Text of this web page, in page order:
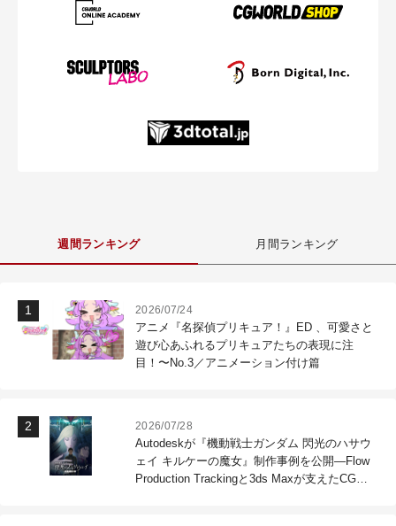
週間ランキング 月間ランキング
2026/07/24
アニメ『名探偵プリキュア！』ED 、可愛さと
遊び心あふれるプリキュアたちの表現に注
目！〜No.3／アニメーション付け篇
2026/07/28
Autodeskが『機動戦士ガンダム 閃光のハサウ
ェイ キルケーの魔女』制作事例を公開―Flow
Production Trackingと3ds Maxが支えたCG制